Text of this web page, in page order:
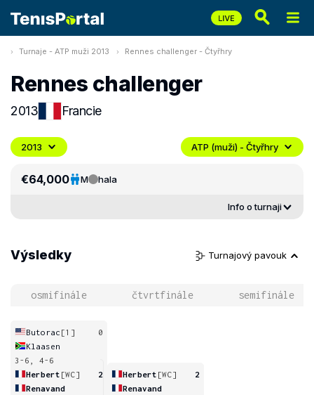
Turnaje - ATP muži 2013 Rennes challenger - Čtyřhry
Rennes challenger
2013 Francie
2013 ATP (muži) - Čtyřhry
€64,000 M hala
Info o turnaji
Výsledky Turnajový pavouk
osmifinále čtvrtfinále semifinále
Butorac [1]
0
Klaasen
3-6, 4-6
Herbert [WC]
2
Renavand
Herbert [WC]
2
Renavand